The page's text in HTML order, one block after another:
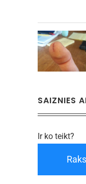
SAIZNIES
Ir ko teikt?